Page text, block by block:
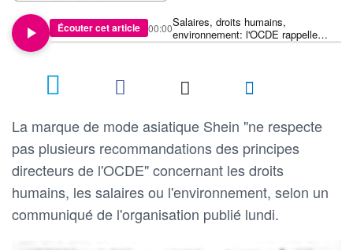
Écouter cet article
Salaires, droits humains,
environnement: l'OCDE rappelle
Shein à l'ordre
00:00
La marque de mode asiatique Shein "ne respecte
pas plusieurs recommandations des principes
directeurs de l'OCDE" concernant les droits
humains, les salaires ou l'environnement, selon un
communiqué de l'organisation publié lundi.